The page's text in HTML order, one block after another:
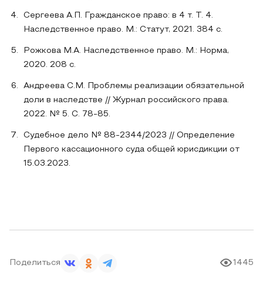
Сергеева А.П. Гражданское право: в 4 т. Т. 4.
Наследственное право. М.: Статут, 2021. 384 с.
Рожкова М.А. Наследственное право. М.: Норма,
2020. 208 с.
Андреева С.М. Проблемы реализации обязательной
доли в наследстве // Журнал российского права.
2022. № 5. С. 78-85.
Судебное дело № 88-2344/2023 // Определение
Первого кассационного суда общей юрисдикции от
15.03.2023.
Поделиться 1445